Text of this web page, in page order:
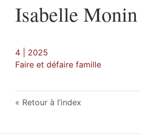
Isabelle Monin
4 | 2025
Faire et défaire famille
Retour à l’index